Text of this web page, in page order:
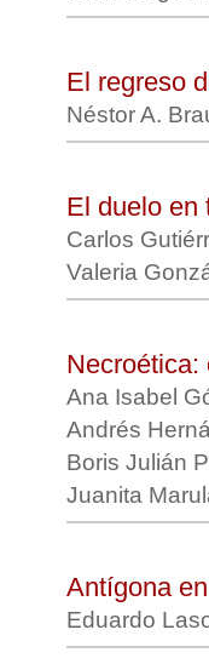
El regreso
Néstor A.
El duelo en
Carlos
Valeria
Necroética:
Ana Isabel
Andrés
Boris Julián
Juanita
Antígona
Eduardo